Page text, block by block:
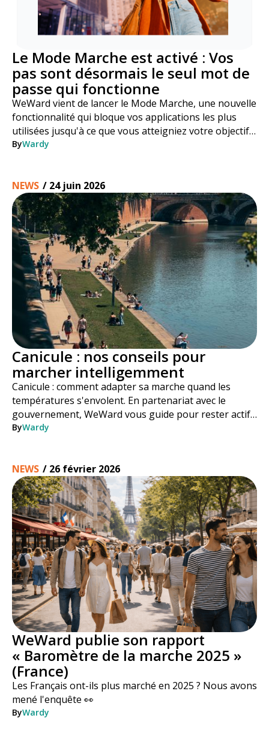
Le Mode Marche est activé : Vos
pas sont désormais le seul mot de
passe qui fonctionne
WeWard vient de lancer le Mode Marche, une nouvelle
fonctionnalité qui bloque vos applications les plus
utilisées jusqu'à ce que vous atteigniez votre objectif
de pas. Voici comment cela fonctionne, étape par
ByWardy
NEWS / 24 juin 2026
Canicule : nos conseils pour
marcher intelligemment
Canicule : comment adapter sa marche quand les
températures s'envolent. En partenariat avec le
gouvernement, WeWard vous guide pour rester actif
en toute sécurité tout l'été.
ByWardy
NEWS / 26 février 2026
WeWard publie son rapport
« Baromètre de la marche 2025 »
(France)
Les Français ont-ils plus marché en 2025 ? Nous avons
mené l'enquête 👀
ByWardy